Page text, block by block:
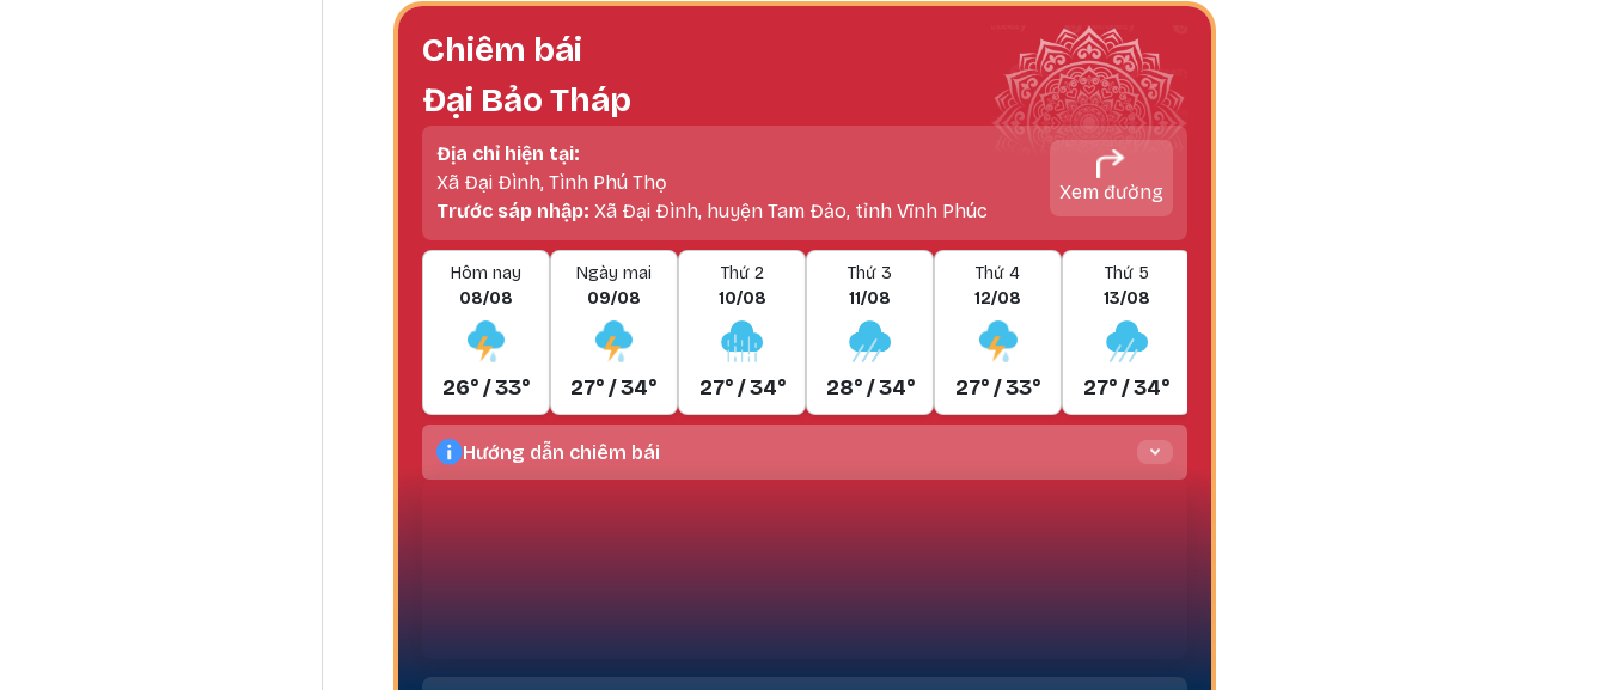
Chiêm bái
Đại Bảo Tháp
Địa chỉ hiện tại:
Xã Đại Đình, Tình Phú Thọ
Trước sáp nhập: Xã Đại Đình, huyện Tam Đảo, tỉnh Vĩnh Phúc
Xem đường
Hôm nay
08/08
26° / 33°
Ngày mai
09/08
27° / 34°
Thứ 2
10/08
27° / 34°
Thứ 3
11/08
28° / 34°
Thứ 4
12/08
27° / 33°
Thứ 5
13/08
27° / 34°
Hướng dẫn chiêm bái